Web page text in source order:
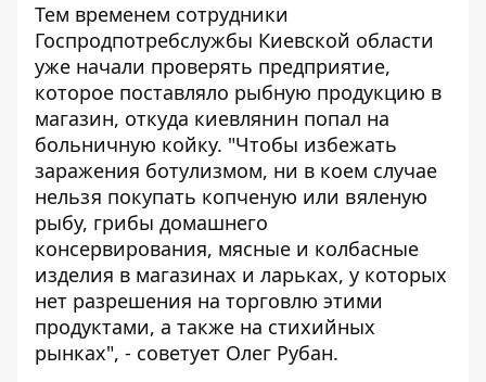
Тем временем сотрудники
Госпродпотребслужбы Киевской области
уже начали проверять предприятие,
которое поставляло рыбную продукцию в
магазин, откуда киевлянин попал на
больничную койку. "Чтобы избежать
заражения ботулизмом, ни в коем случае
нельзя покупать копченую или вяленую
рыбу, грибы домашнего
консервирования, мясные и колбасные
изделия в магазинах и ларьках, у которых
нет разрешения на торговлю этими
продуктами, а также на стихийных
рынках", - советует Олег Рубан.